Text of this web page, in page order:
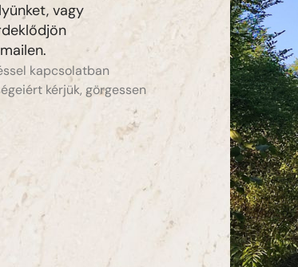
vagy
kapcsolatban
kérjük, görgessen